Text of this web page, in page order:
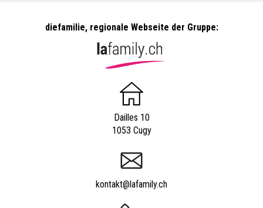
diefamilie, regionale Webseite der Gruppe:
Dailles 10
1053 Cugy
kontakt@lafamily.ch